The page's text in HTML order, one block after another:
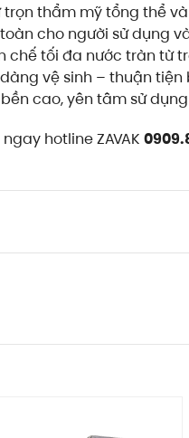
trọn thẩm mỹ tổng thể
cho người sử dụng
chế tối đa nước tràn từ
vệ sinh – thuận tiện
cao, yên tâm sử
ngay hotline ZAVAK